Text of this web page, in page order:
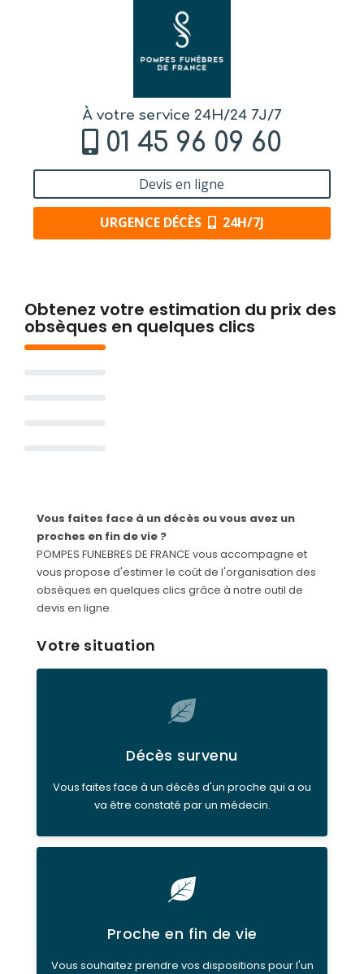
À votre service 24H/24 7J/7
01 45 96 09 60
Devis en ligne
URGENCE DÉCÈS 24H/7J
Obtenez votre estimation du prix des
obsèques en quelques clics
Vous faites face à un décès ou vous avez un
proches en fin de vie ?
POMPES FUNEBRES DE FRANCE vous accompagne et
vous propose d'estimer le coût de l'organisation des
obsèques en quelques clics grâce à notre outil de
devis en ligne.
Votre situation
Décès survenu
Vous faites face à un décès d'un proche qui a ou
va être constaté par un médecin.
Proche en fin de vie
Vous souhaitez prendre vos dispositions pour l'un